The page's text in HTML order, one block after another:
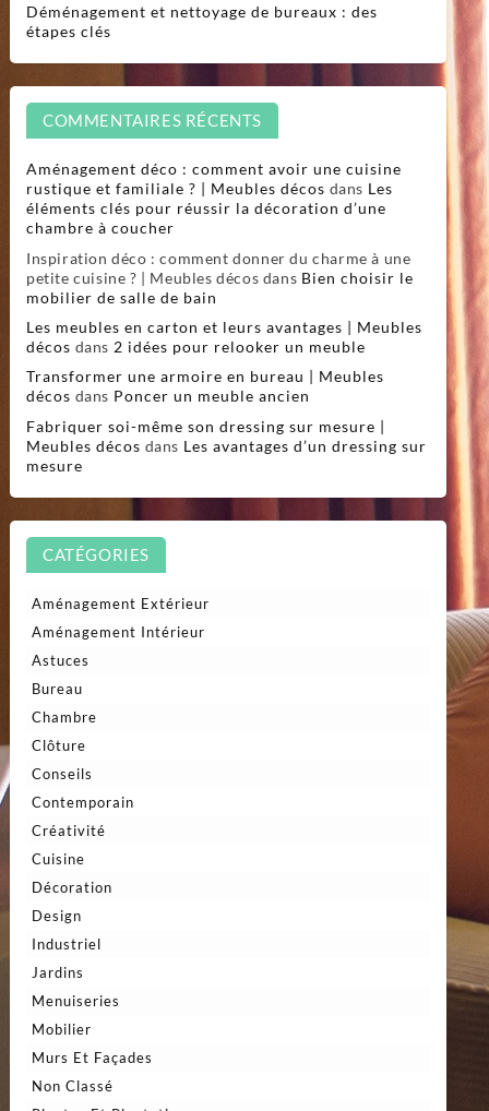
Déménagement et nettoyage de bureaux : des
étapes clés
COMMENTAIRES RÉCENTS
Aménagement déco : comment avoir une cuisine
rustique et familiale ? | Meubles décos dans Les
éléments clés pour réussir la décoration d’une
chambre à coucher
Inspiration déco : comment donner du charme à une
petite cuisine ? | Meubles décos dans Bien choisir le
mobilier de salle de bain
Les meubles en carton et leurs avantages | Meubles
décos dans 2 idées pour relooker un meuble
Transformer une armoire en bureau | Meubles
décos dans Poncer un meuble ancien
Fabriquer soi-même son dressing sur mesure |
Meubles décos dans Les avantages d’un dressing sur
mesure
CATÉGORIES
Aménagement Extérieur
Aménagement Intérieur
Astuces
Bureau
Chambre
Clôture
Conseils
Contemporain
Créativité
Cuisine
Décoration
Design
Industriel
Jardins
Menuiseries
Mobilier
Murs Et Façades
Non Classé